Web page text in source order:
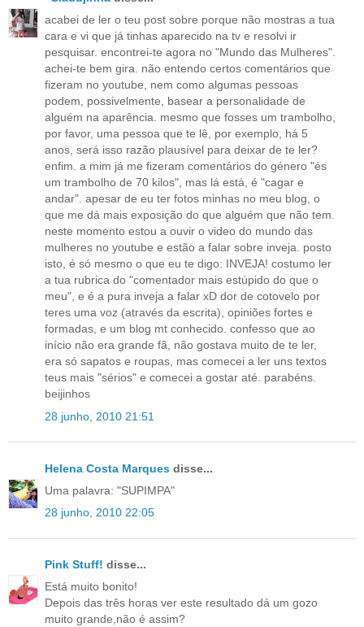
acabei de ler o teu post sobre porque não mostras a tua
cara e vi que já tinhas aparecido na tv e resolvi ir
pesquisar. encontrei-te agora no "Mundo das Mulheres".
achei-te bem gira. não entendo certos comentários que
fizeram no youtube, nem como algumas pessoas
podem, possivelmente, basear a personalidade de
alguém na aparência. mesmo que fosses um trambolho,
por favor, uma pessoa que te lê, por exemplo, há 5
anos, será isso razão plausível para deixar de te ler?
enfim. a mim já me fizeram comentários do género "és
um trambolho de 70 kilos", mas lá está, é "cagar e
andar". apesar de eu ter fotos minhas no meu blog, o
que me dá mais exposição do que alguém que não tem.
neste momento estou a ouvir o video do mundo das
mulheres no youtube e estão a falar sobre inveja. posto
isto, é só mesmo o que eu te digo: INVEJA! costumo ler
a tua rubrica do "comentador mais estúpido do que o
meu", e é a pura inveja a falar xD dor de cotovelo por
teres uma voz (através da escrita), opiniões fortes e
formadas, e um blog mt conhecido. confesso que ao
início não era grande fã, não gostava muito de te ler,
era só sapatos e roupas, mas comecei a ler uns textos
teus mais "sérios" e comecei a gostar até. parabéns.
beijinhos
28 junho, 2010 21:51
Helena Costa Marques disse...
Uma palavra: "SUPIMPA"
28 junho, 2010 22:05
Pink Stuff! disse...
Está muito bonito!
Depois das três horas ver este resultado dá um gozo
muito grande,não é assim?